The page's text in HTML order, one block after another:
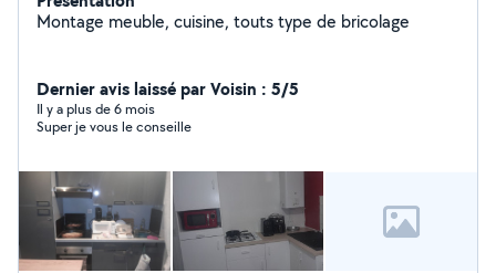
Montage meuble, cuisine, touts type de bricolage
Dernier avis laissé par Voisin : 5/5
Il y a plus de 6 mois
Super je vous le conseille